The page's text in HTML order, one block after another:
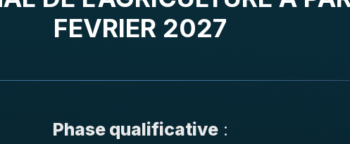
FEVRIER 2027
Phase qualificative: